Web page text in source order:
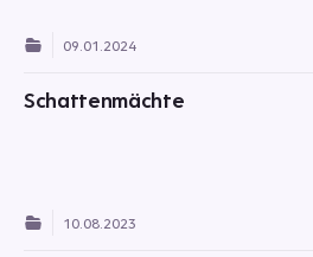
09.01.2024
Schattenmächte
10.08.2023